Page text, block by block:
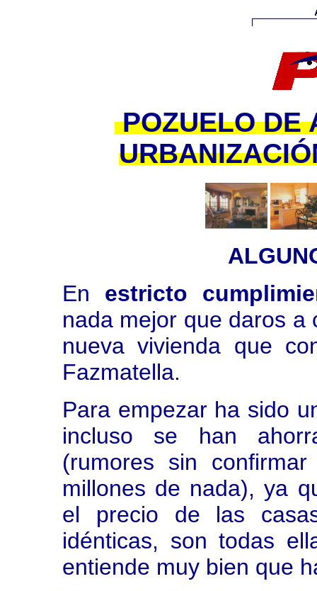
POZUELO DE
En estricto
nada mejor que daros a
nueva vivienda que
Fazmatella.
Para empezar ha sido
incluso se han
(rumores sin
millones de nada), ya
el precio de las
idénticas, son todas
entiende muy bien que